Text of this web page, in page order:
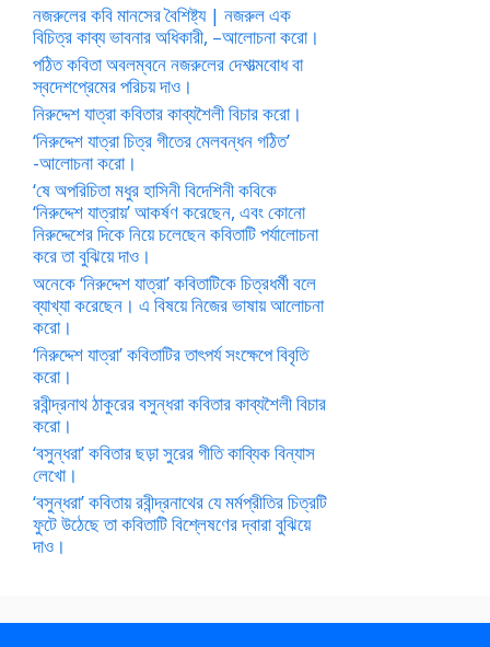
নজরুলের কবি মানসের বৈশিষ্ট্য | নজরুল এক
বিচিত্র কাব্য ভাবনার অধিকারী, –আলোচনা করো।
পঠিত কবিতা অবলম্বনে নজরুলের দেশাত্মবোধ বা
স্বদেশপ্রেমের পরিচয় দাও।
নিরুদ্দেশ যাত্রা কবিতার কাব্যশৈলী বিচার করো।
‘নিরুদ্দেশ যাত্রা চিত্র গীতের মেলবন্ধন গঠিত’
-আলোচনা করো।
‘ষে অপরিচিতা মধুর হাসিনী বিদেশিনী কবিকে
‘নিরুদ্দেশ যাত্রায়’ আকর্ষণ করেছেন, এবং কোনো
নিরুদ্দেশের দিকে নিয়ে চলেছেন কবিতাটি পর্যালোচনা
করে তা বুঝিয়ে দাও।
অনেকে ‘নিরুদ্দেশ যাত্রা’ কবিতাটিকে চিত্রধর্মী বলে
ব্যাখ্যা করেছেন। এ বিষয়ে নিজের ভাষায় আলোচনা
করো।
‘নিরুদ্দেশ যাত্রা’ কবিতাটির তাৎপর্য সংক্ষেপে বিবৃতি
করো।
রবীন্দ্রনাথ ঠাকুরের বসুন্ধরা কবিতার কাব্যশৈলী বিচার
করো।
‘বসুন্ধরা’ কবিতার ছড়া সুরের গীতি কাব্যিক বিন্যাস
লেখো।
‘বসুন্ধরা’ কবিতায় রবীন্দ্রনাথের যে মর্মপ্রীতির চিত্রটি
ফুটে উঠেছে তা কবিতাটি বিশ্লেষণের দ্বারা বুঝিয়ে
দাও।